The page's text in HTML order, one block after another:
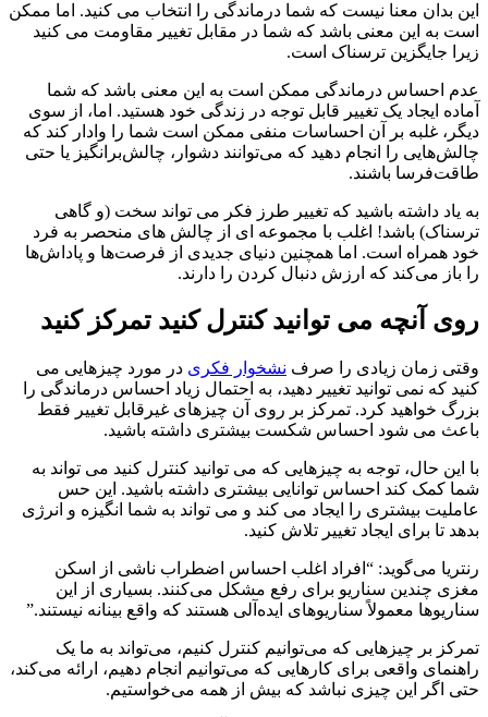
این بدان معنا نیست که شما درماندگی را انتخاب می کنید. اما ممکن
است به این معنی باشد که شما در مقابل تغییر مقاومت می کنید
زیرا جایگزین ترسناک است.
عدم احساس درماندگی ممکن است به این معنی باشد که شما
آماده ایجاد یک تغییر قابل توجه در زندگی خود هستید. اما، از سوی
دیگر، غلبه بر آن احساسات منفی ممکن است شما را وادار کند که
چالش‌هایی را انجام دهید که می‌توانند دشوار، چالش‌برانگیز یا حتی
طاقت‌فرسا باشند.
به یاد داشته باشید که تغییر طرز فکر می تواند سخت (و گاهی
ترسناک) باشد! اغلب با مجموعه ای از چالش های منحصر به فرد
خود همراه است. اما همچنین دنیای جدیدی از فرصت‌ها و پاداش‌ها
را باز می‌کند که ارزش دنبال کردن را دارند.
روی آنچه می توانید کنترل کنید تمرکز کنید
وقتی زمان زیادی را صرف نشخوار فکری در مورد چیزهایی می
کنید که نمی توانید تغییر دهید، به احتمال زیاد احساس درماندگی را
بزرگ خواهید کرد. تمرکز بر روی آن چیزهای غیرقابل تغییر فقط
باعث می شود احساس شکست بیشتری داشته باشید.
با این حال، توجه به چیزهایی که می توانید کنترل کنید می تواند به
شما کمک کند احساس توانایی بیشتری داشته باشید. این حس
عاملیت بیشتری را ایجاد می کند و می تواند به شما انگیزه و انرژی
بدهد تا برای ایجاد تغییر تلاش کنید.
رنتریا می‌گوید: “افراد اغلب احساس اضطراب ناشی از اسکن
مغزی چندین سناریو برای رفع مشکل می‌کنند. بسیاری از این
سناریوها معمولاً سناریوهای ایده‌آلی هستند که واقع بینانه نیستند.”
تمرکز بر چیزهایی که می‌توانیم کنترل کنیم، می‌تواند به ما یک
راهنمای واقعی برای کارهایی که می‌توانیم انجام دهیم، ارائه می‌کند،
حتی اگر این چیزی نباشد که بیش از همه می‌خواستیم.